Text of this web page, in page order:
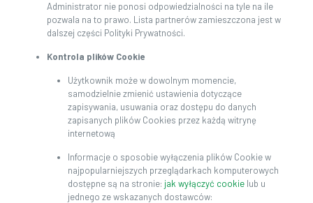
Administrator nie ponosi odpowiedzialności na tyle na ile
pozwala na to prawo. Lista partnerów zamieszczona jest w
dalszej części Polityki Prywatności.
Kontrola plików Cookie
Użytkownik może w dowolnym momencie,
samodzielnie zmienić ustawienia dotyczące
zapisywania, usuwania oraz dostępu do danych
zapisanych plików Cookies przez każdą witrynę
internetową
Informacje o sposobie wyłączenia plików Cookie w
najpopularniejszych przeglądarkach komputerowych
dostępne są na stronie: jak wyłączyć cookielub u
jednego ze wskazanych dostawców: